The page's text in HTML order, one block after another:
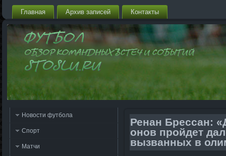
Главная Архив запи­сей Контакты
Новости футбола
Спорт
Матчи
Ренан Брессан:
онов пройдет
вызванных в